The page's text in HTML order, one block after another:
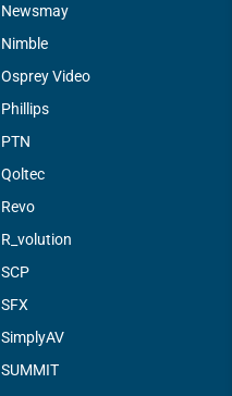
Newsmay
Nimble
Osprey Video
Phillips
PTN
Qoltec
Revo
R_volution
SCP
SFX
SimplyAV
SUMMIT